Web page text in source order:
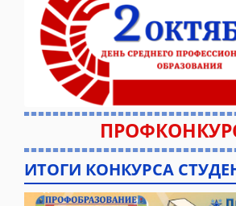
ИТОГИ КОНКУРСА